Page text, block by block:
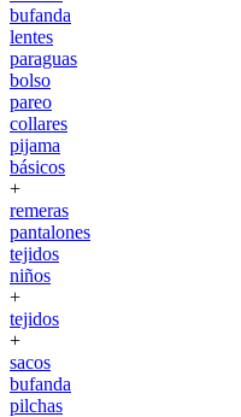
bufanda
lentes
paraguas
bolso
pareo
collares
pijama
básicos
+
remeras
pantalones
tejidos
niños
+
tejidos
+
sacos
bufanda
pilchas